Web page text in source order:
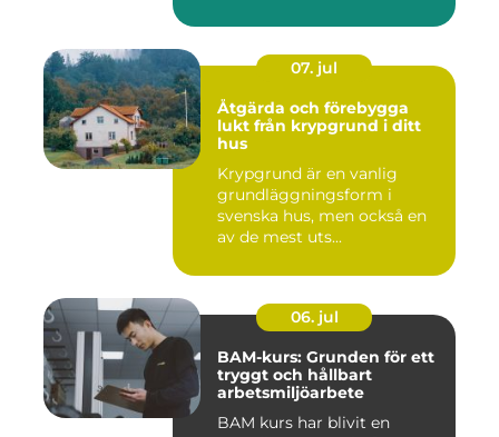
07. jul
Åtgärda och förebygga
lukt från krypgrund i ditt
hus
Krypgrund är en vanlig
grundläggningsform i
svenska hus, men också en
av de mest uts...
06. jul
BAM-kurs: Grunden för ett
tryggt och hållbart
arbetsmiljöarbete
BAM kurs har blivit en